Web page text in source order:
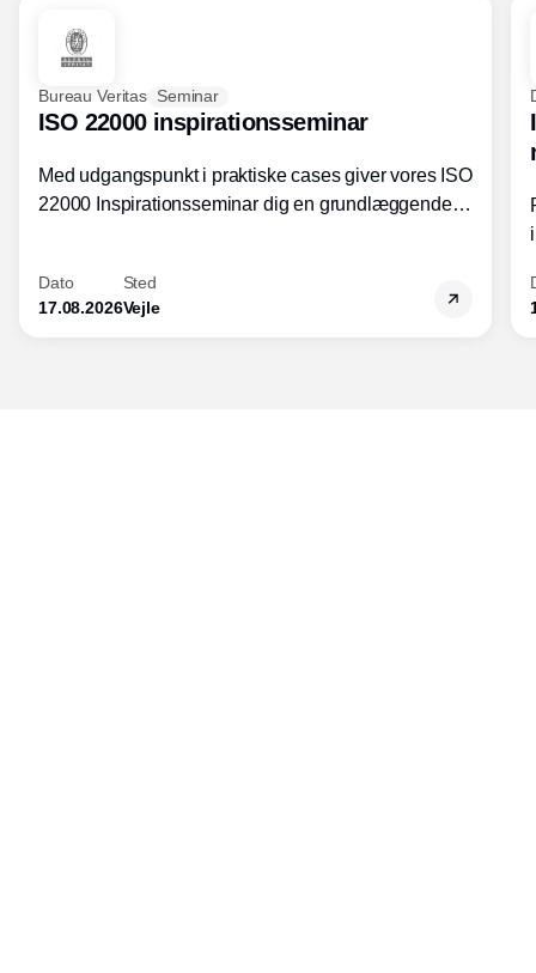
Bureau Veritas Seminar
ISO 22000 inspirationsseminar
Med udgangspunkt i praktiske cases giver vores ISO
22000 Inspirationsseminar dig en grundlæggende
fødevarestandardens integration med andre
standarder.
Dato
17.08.2026
Sted
Vejle